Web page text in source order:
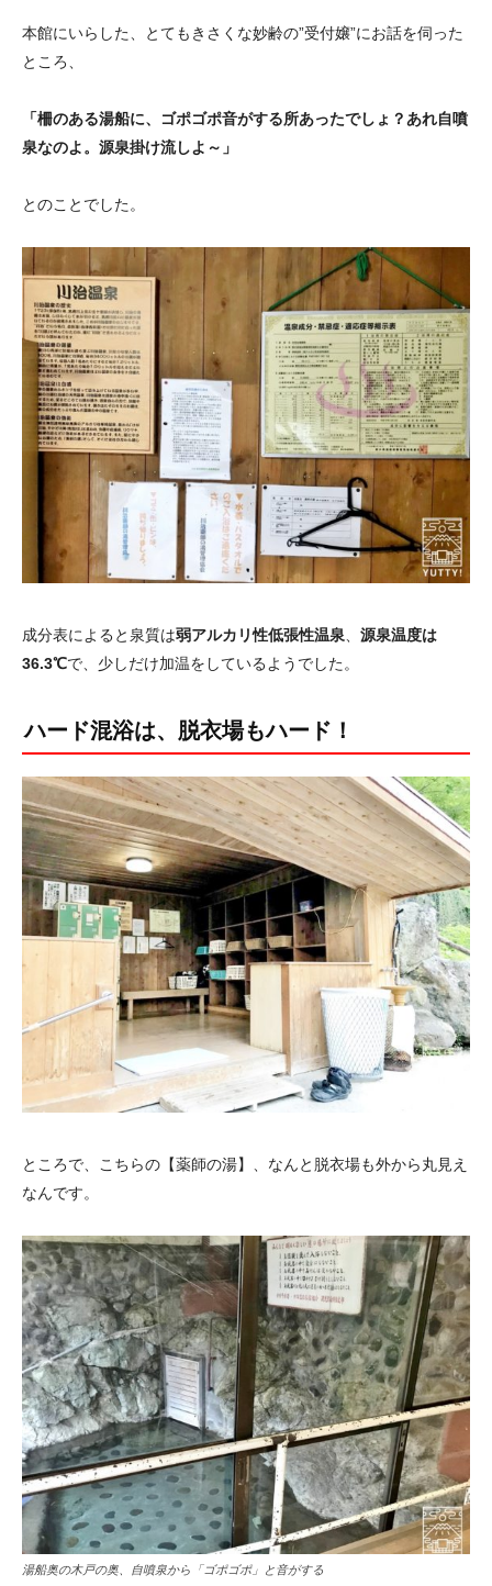
本館にいらした、とてもきさくな妙齢の”受付嬢”にお話を伺った
ところ、
「柵のある湯船に、ゴポゴポ音がする所あったでしょ？あれ自噴
泉なのよ。源泉掛け流しよ～」
とのことでした。
成分表によると泉質は弱アルカリ性低張性温泉
源泉温度は
36.3℃で、少しだけ加温をしているようでした。
ハード混浴は、脱衣場もハード！
ところで、こちらの【薬師の湯】、なんと脱衣場も外から丸見え
なんです。
湯船奥の木戸の奥、自噴泉から「ゴポゴポ」と音がする